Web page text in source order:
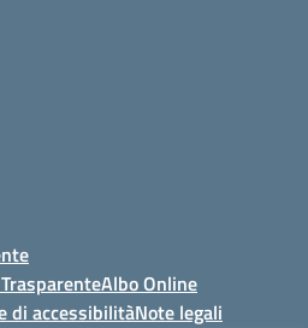
Albo Online
di accessibilitàNote legali